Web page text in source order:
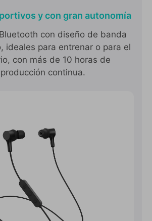
y con gran autonomía
con diseño de banda
ideales para entrenar o para el
con más de 10 horas de
continua.